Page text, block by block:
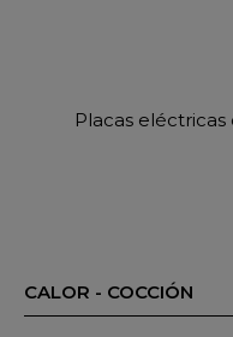
Placas
CALOR - COCCIÓN